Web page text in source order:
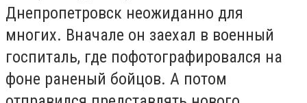
Днепропетровск неожиданно для
многих. Вначале он заехал в военный
госпиталь, где пофотографировался на
фоне раненый бойцов. А потом